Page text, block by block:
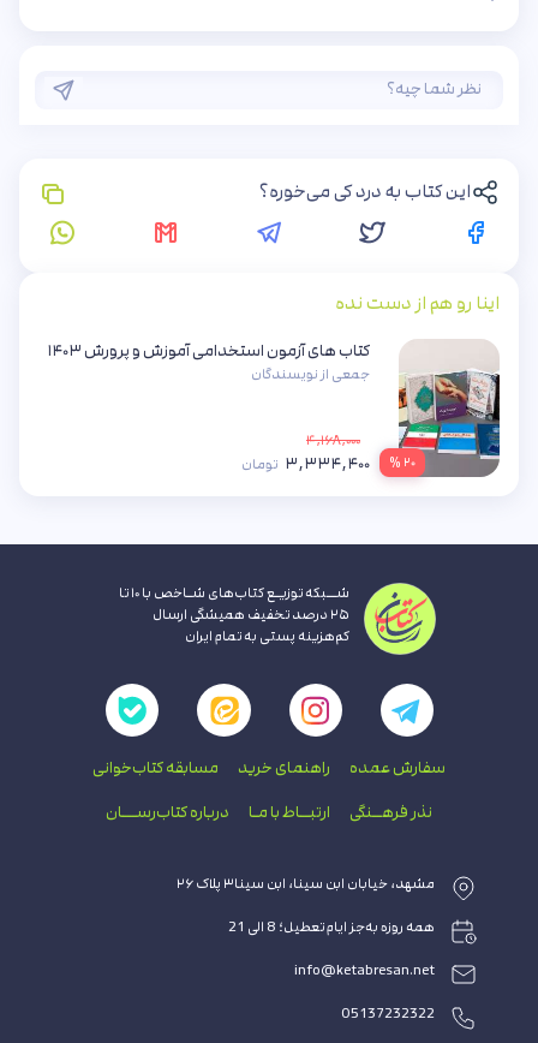
این کتاب به درد کی می‌خوره؟
اینا رو هم از دست نده
۲۰ %
کتاب های آزمون استخدامی آموزش و پرورش ۱۴۰۳
جمعی از نویسندگان
۴,۱۶۸,۰۰۰
۳,۳۳۴,۴۰۰ تومان
شــبکه توزیـع کتاب‌های شـاخص با ۱۰ تا
۲۵ درصد تخفیف همیشگی ارسال
کم‌هزینه پستی به تمام ایران
سفارش عمده راهنمای‌ خرید مسابقه کتاب‌خوانی
نذر فرهــنگی ارتبــاط با‌ مـا درباره کتاب‌رســـان
مشهد، خیابان ابن سینا، ابن سینا۳ پلاک ۲۶
همه روزه به‌جز ایام تعطیل؛ 8 الی 21
info@ketabresan.net
05137232322